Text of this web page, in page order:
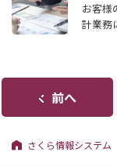
お客様
計業務
前へ
さくら情報システム